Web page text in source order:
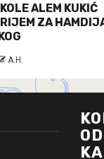
ALEM KUKIĆ
ZA
A.H.